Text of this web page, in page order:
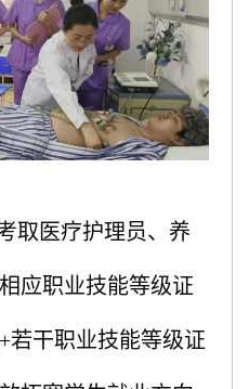
取医疗护理员、养
应职业技能等级证
若干职业技能等级证